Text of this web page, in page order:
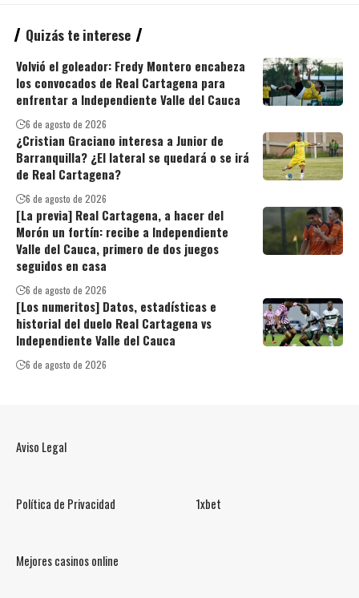
Quizás te interese
Volvió el goleador: Fredy Montero encabeza
los convocados de Real Cartagena para
enfrentar a Independiente Valle del Cauca
6 de agosto de 2026
¿Cristian Graciano interesa a Junior de
Barranquilla? ¿El lateral se quedará o se irá
de Real Cartagena?
6 de agosto de 2026
[La previa] Real Cartagena, a hacer del
Morón un fortín: recibe a Independiente
Valle del Cauca, primero de dos juegos
seguidos en casa
6 de agosto de 2026
[Los numeritos] Datos, estadísticas e
historial del duelo Real Cartagena vs
Independiente Valle del Cauca
6 de agosto de 2026
Aviso Legal
Política de Privacidad 1xbet
Mejores casinos online